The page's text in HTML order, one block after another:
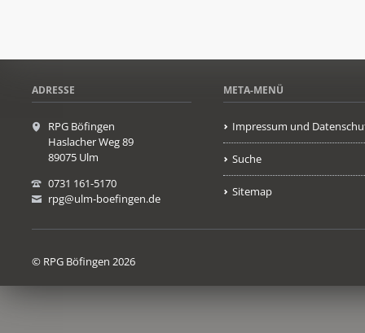
ADRESSE
RPG Böfingen
Haslacher Weg 89
89075 Ulm
0731 161-5170
rpg@ulm-boefingen.de
META-MENÜ
Impressum und
Suche
Sitemap
© RPG Böfingen 2026